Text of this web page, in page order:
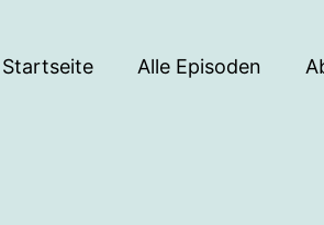
Startseite Alle Episoden